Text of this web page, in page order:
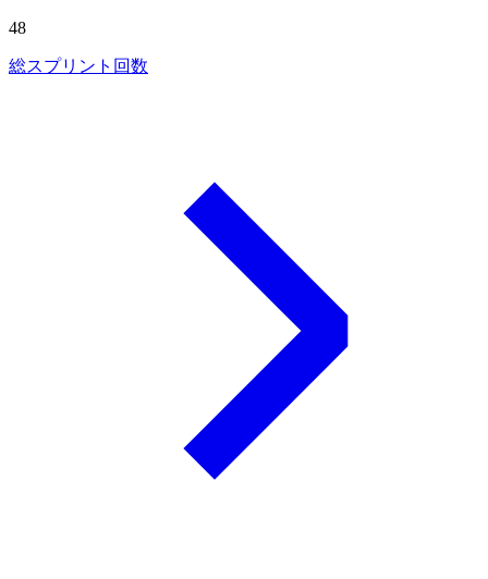
48
総スプリント回数